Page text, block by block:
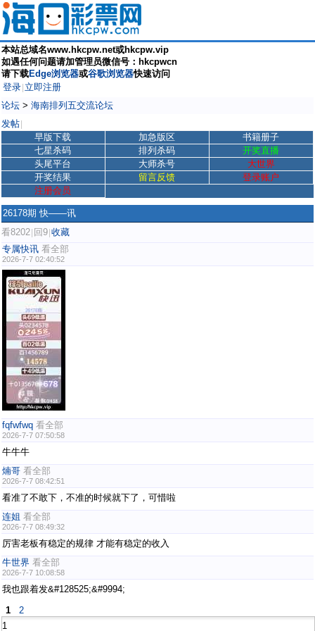
本站总域名www.hkcpw.net或hkcpw.vip
如遇任何问题请加管理员微信号：hkcpwcn
请下载Edge浏览器或谷歌浏览器快速访问
登录 立即注册
论坛 > 海南排列五交流论坛
发帖
早版下载 加急版区
书籍册子
七星杀码
排列杀码
开奖直播
头尾平台
大师杀号
大世界
开奖结果
留言反馈
登录账户
注册会员
26178期 快——讯
看8202 回9 收藏
专属快讯 看全部
2026-7-7 02:40:52
fqfwfwq 看全部
2026-7-7 07:50:58
牛牛牛
煵哥 看全部
2026-7-7 08:42:51
看准了不敢下，不准的时候就下了，可惜啦
连姐 看全部
2026-7-7 08:49:32
厉害老板有稳定的规律 才能有稳定的收入
牛世界 看全部
2026-7-7 10:08:58
我也跟着发&#128525;&#9994;
1
2